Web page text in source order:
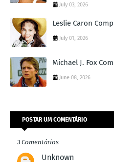
July 03, 2026
Leslie Caron
July 01, 2026
Michael J. Fox
June 08, 2026
POSTAR UM COMENTÁRIO
3 Comentários
Unknown